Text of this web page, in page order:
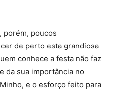
porém, poucos
de perto esta grandiosa
conhece a festa não faz
da sua importância no
e o esforço feito para